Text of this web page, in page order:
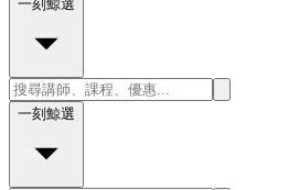
一刻鯨選
一刻鯨選